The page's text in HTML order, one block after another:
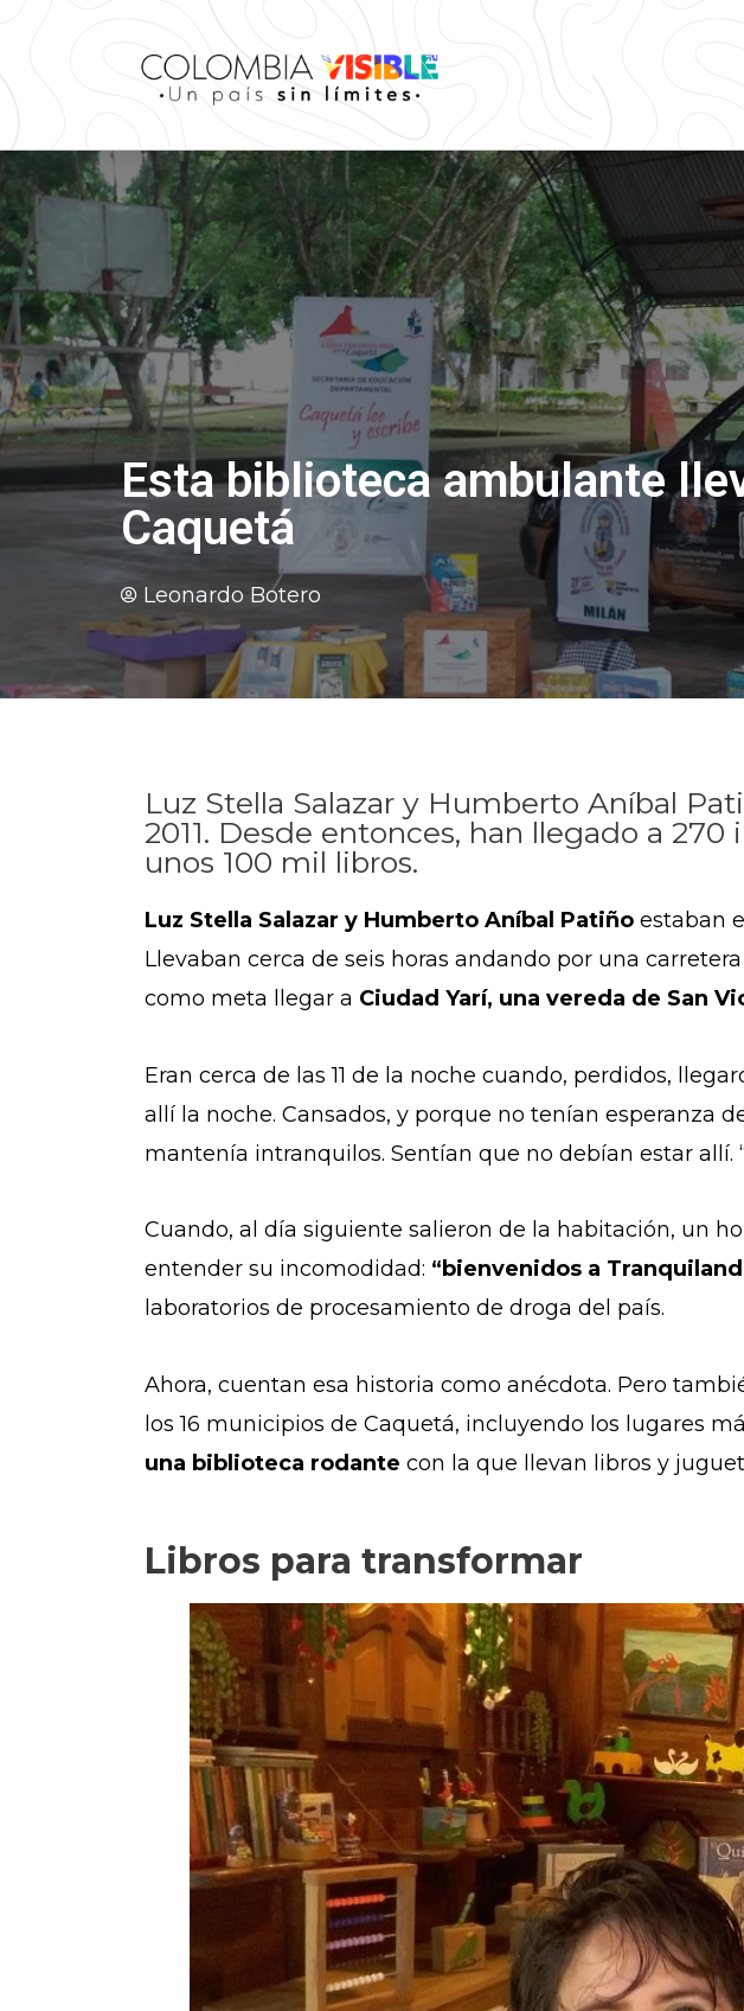
Esta biblioteca ambulante
Caquetá
Leonardo Botero
Luz Stella Salazar y Humberto Aníbal
2011. Desde entonces, han llegado a
unos 100 mil libros.
Luz Stella Salazar y Humberto Aníbal Patiño estaban
Llevaban cerca de seis horas andando por una
como meta llegar a Ciudad Yarí, una vereda de San
Eran cerca de las 11 de la noche cuando, perdidos,
allí la noche. Cansados, y porque no tenían esperanza
mantenía intranquilos. Sentían que no debían estar allí.
Cuando, al día siguiente salieron de la habitación, un
entender su incomodidad: “bienvenidos a
laboratorios de procesamiento de droga del país.
Ahora, cuentan esa historia como anécdota. Pero
los 16 municipios de Caquetá, incluyendo los lugares
una biblioteca rodante con la que llevan libros y
Libros para transformar